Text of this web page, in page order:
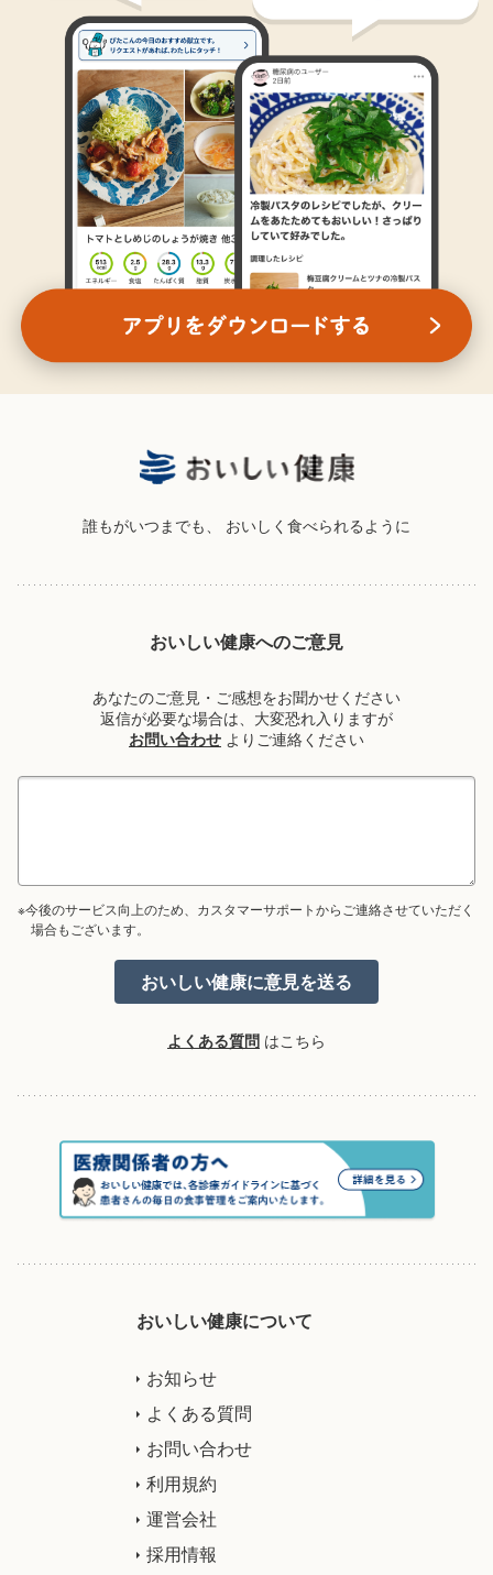
誰もがいつまでも、 おいしく食べられるように
おいしい健康へのご意見
あなたのご意見・ご感想をお聞かせください
返信が必要な場合は、大変恐れ入りますが
お問い合わせ よりご連絡ください
※今後のサービス向上のため、カスタマーサポートからご連絡させていただく
場合もございます。
よくある質問 はこちら
おいしい健康について
お知らせ
よくある質問
お問い合わせ
利用規約
運営会社
採用情報